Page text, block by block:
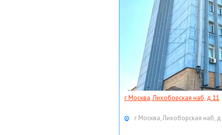
г Москва, Лихоборская наб, д 11
г Москва, Лихоборская наб,